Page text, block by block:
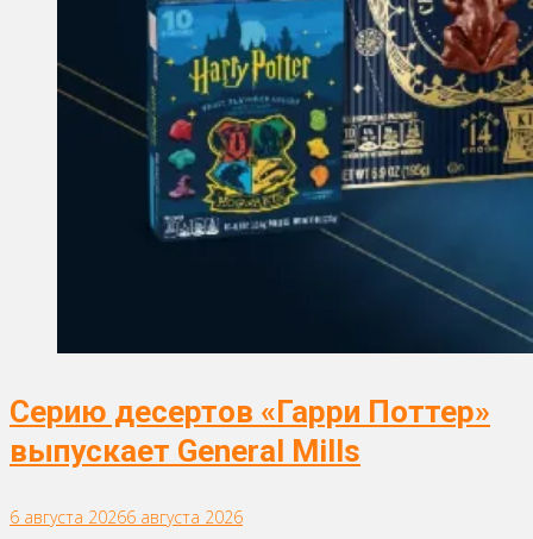
Серию десертов «Гарри Поттер»
выпускает General Mills
6 августа 20266 августа 2026